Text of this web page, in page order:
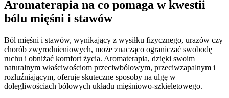
Aromaterapia na co pomaga w kwestii
bólu mięśni i stawów
Ból mięśni i stawów, wynikający z wysiłku fizycznego, urazów czy
chorób zwyrodnieniowych, może znacząco ograniczać swobodę
ruchu i obniżać komfort życia. Aromaterapia, dzięki swoim
naturalnym właściwościom przeciwbólowym, przeciwzapalnym i
rozluźniającym, oferuje skuteczne sposoby na ulgę w
dolegliwościach bólowych układu mięśniowo-szkieletowego.